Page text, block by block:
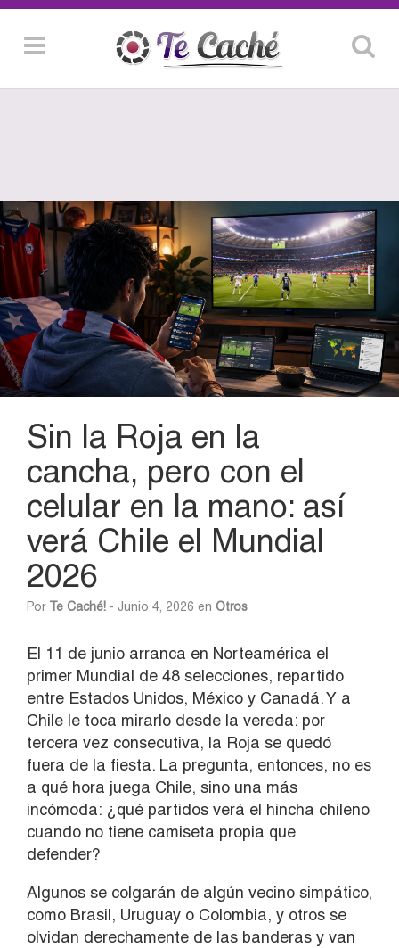
Sin la Roja en la
cancha, pero con el
celular en la mano: así
verá Chile el Mundial
2026
Por Te Caché! - Junio 4, 2026 en Otros
El 11 de junio arranca en Norteamérica el
primer Mundial de 48 selecciones, repartido
entre Estados Unidos, México y Canadá. Y a
Chile le toca mirarlo desde la vereda: por
tercera vez consecutiva, la Roja se quedó
fuera de la fiesta. La pregunta, entonces, no es
a qué hora juega Chile, sino una más
incómoda: ¿qué partidos verá el hincha chileno
cuando no tiene camiseta propia que
defender?
Algunos se colgarán de algún vecino simpático,
como Brasil, Uruguay o Colombia, y otros se
olvidan derechamente de las banderas y van